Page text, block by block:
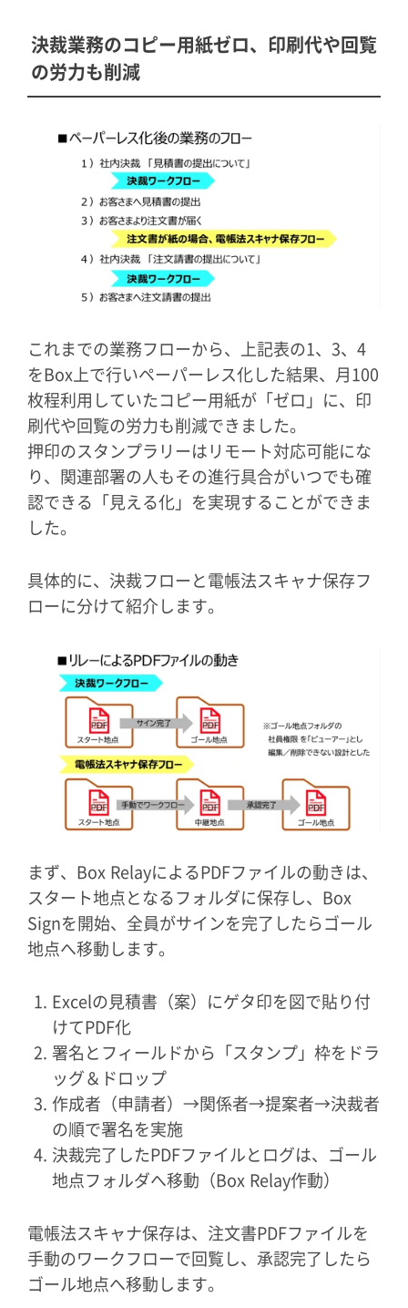
決裁業務のコピー用紙ゼロ、印刷代や回覧
の労力も削減
これまでの業務フローから、上記表の1、3、4
をBox上で行いペーパーレス化した結果、月100
枚程利用していたコピー用紙が「ゼロ」に、印
刷代や回覧の労力も削減できました。
押印のスタンプラリーはリモート対応可能にな
り、関連部署の人もその進行具合がいつでも確
認できる「見える化」を実現することができま
した。
具体的に、決裁フローと電帳法スキャナ保存フ
ローに分けて紹介します。
まず、Box RelayによるPDFファイルの動きは、
スタート地点となるフォルダに保存し、Box
Signを開始、全員がサインを完了したらゴール
地点へ移動します。
Excelの見積書（案）にゲタ印を図で貼り付
けてPDF化
署名とフィールドから「スタンプ」枠をドラ
ッグ＆ドロップ
作成者（申請者）→関係者→提案者→決裁者
の順で署名を実施
決裁完了したPDFファイルとログは、ゴール
地点フォルダへ移動（Box Relay作動）
電帳法スキャナ保存は、注文書PDFファイルを
手動のワークフローで回覧し、承認完了したら
ゴール地点へ移動します。